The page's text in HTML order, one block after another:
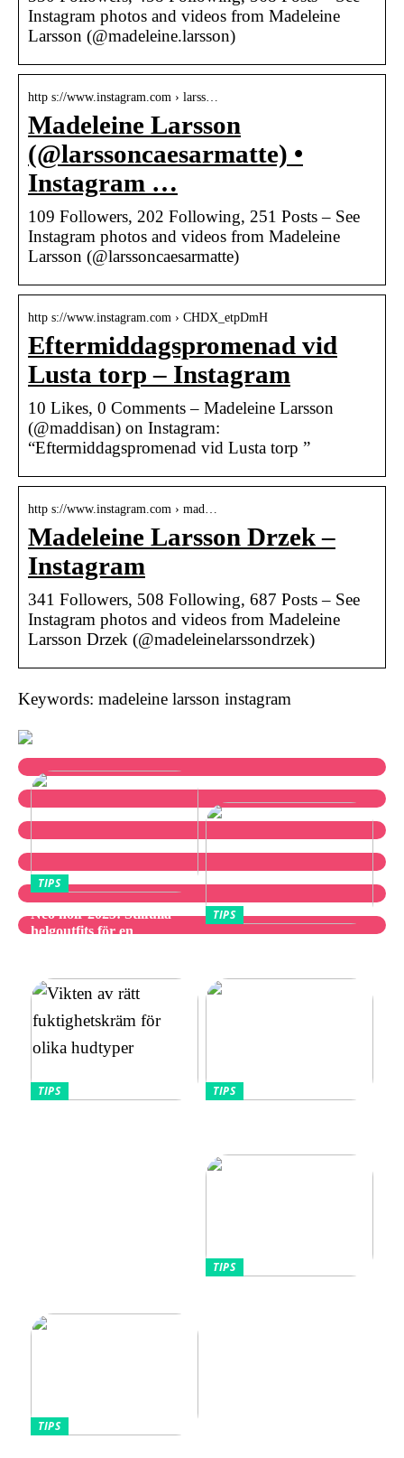
Instagram photos and videos from Madeleine
Larsson (@madeleine.larsson)
http s://www.instagram.com › larss…
Madeleine Larsson
(@larssoncaesarmatte) •
Instagram …
109 Followers, 202 Following, 251 Posts – See
Instagram photos and videos from Madeleine
Larsson (@larssoncaesarmatte)
http s://www.instagram.com › CHDX_etpDmH
Eftermiddagspromenad vid
Lusta torp – Instagram
10 Likes, 0 Comments – Madeleine Larsson
(@maddisan) on Instagram:
“Eftermiddagspromenad vid Lusta torp ”
http s://www.instagram.com › mad…
Madeleine Larsson Drzek –
Instagram
341 Followers, 508 Following, 687 Posts – See
Instagram photos and videos from Madeleine
Larsson Drzek (@madeleinelarssondrzek)
Keywords: madeleine larsson instagram
TIPS
Neo noir 2025: Stilfulla
helgoutfits för en
TIPS
TIPS TIPS
TIPS
TIPS